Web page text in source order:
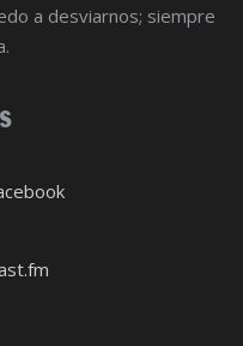
a desviarnos; siempre